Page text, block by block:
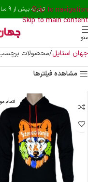
Skip to navigation
Skip to main content
تجربه بیش از 9 سال فروش اینترنتی مطمئن در کنار شما
جهان استایل محصولات
مشاهده فیلترها
اتمام